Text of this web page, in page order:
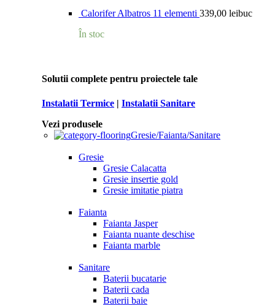
Calorifer Albatros 11 elementi 339,00 leibuc
În stoc
Solutii complete pentru proiectele tale
Instalatii Termice | Instalatii Sanitare
Vezi produsele
Gresie/Faianta/Sanitare
Gresie
Gresie Calacatta
Gresie insertie gold
Gresie imitatie piatra
Faianta
Faianta Jasper
Faianta nuante deschise
Faianta marble
Sanitare
Baterii bucatarie
Baterii cada
Baterii baie